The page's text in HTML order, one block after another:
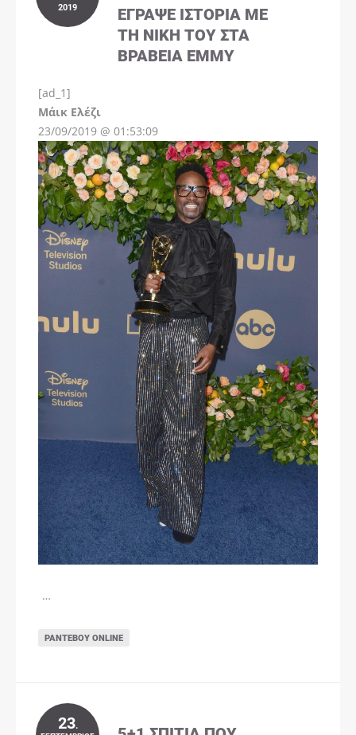
2019
ΈΓΡΑΨΕ ΙΣΤΟΡΊΑ ΜΕ
ΤΗ ΝΊΚΗ ΤΟΥ ΣΤΑ
ΒΡΑΒΕΊΑ EMMY
[ad_1]
Μάικ ΕλέζιInstagram
23/09/2019 @ 01:53:09
…
ΡΑΝΤΕΒΟΎ ONLINE
23.